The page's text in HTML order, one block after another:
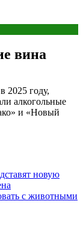
вина
2025 году,
алкогольные
и «Новый
новую
с животными